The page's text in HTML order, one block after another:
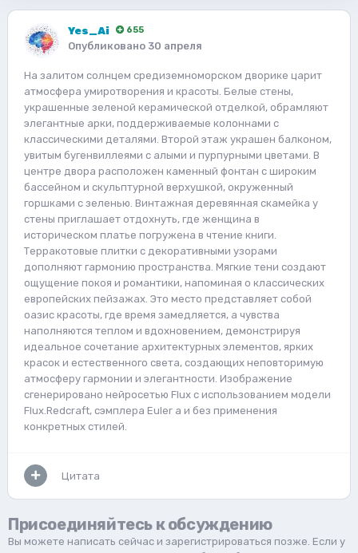
Yes_Ai 655
Опубликовано 30 апреля
На залитом солнцем средиземноморском дворике царит
атмосфера умиротворения и красоты. Белые стены,
украшенные зеленой керамической отделкой, обрамляют
элегантные арки, поддерживаемые колоннами с
классическими деталями. Второй этаж украшен балконом,
увитым бугенвиллеями с алыми и пурпурными цветами. В
центре двора расположен каменный фонтан с широким
бассейном и скульптурной верхушкой, окруженный
горшками с зеленью. Винтажная деревянная скамейка у
стены приглашает отдохнуть, где женщина в
историческом платье погружена в чтение книги.
Терракотовые плитки с декоративными узорами
дополняют гармонию пространства. Мягкие тени создают
ощущение покоя и романтики, напоминая о классических
европейских пейзажах. Это место представляет собой
оазис красоты, где время замедляется, а чувства
наполняются теплом и вдохновением, демонстрируя
идеальное сочетание архитектурных элементов, ярких
красок и естественного света, создающих неповторимую
атмосферу гармонии и элегантности. Изображение
сгенерировано нейросетью Flux с использованием модели
Flux.Redcraft, сэмплера Euler a и без применения
конкретных стилей.
Цитата
Присоединяйтесь к обсуждению
Вы можете написать сейчас и зарегистрироваться позже. Если у